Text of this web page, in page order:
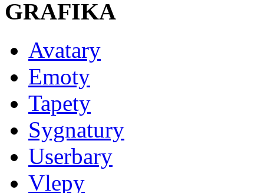
GRAFIKA
Avatary
Emoty
Tapety
Sygnatury
Userbary
Vlepy